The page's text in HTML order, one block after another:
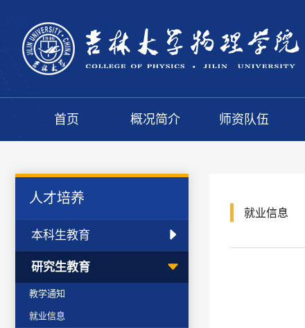
首页 概况简介 师资队伍
人才培养
本科生教育
研究生教育
教学通知
就业信息
就业信息